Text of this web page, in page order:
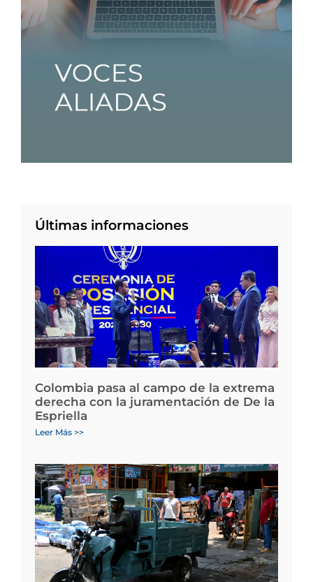
Últimas informaciones
Colombia pasa al campo de la extrema
derecha con la juramentación de De la
Espriella
Leer Más >>